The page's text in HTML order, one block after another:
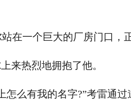
一个巨大的厂房门口，
热烈地拥抱了他。
么有我的名字?”考雷通过